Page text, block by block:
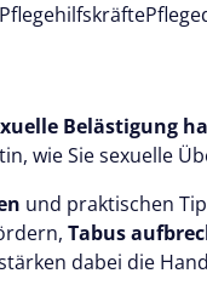
Pflegehilfskräfte
Belästigung
wie Sie sexuelle
und praktischen
Tabus
dabei die